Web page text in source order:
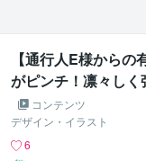
【通行人E様から
がピンチ！凛々し
せゲットだよ！！♥
コンテンツ
デザイン・イラスト
6